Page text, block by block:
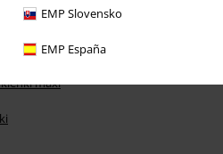
EMP Slovensko
EMP España
maxi